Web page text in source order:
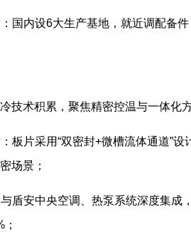
国内设6大生产基地，就近调配备
技术积累，聚焦精密控温与一体化方
板片采用“双密封+微槽流体通道”
场景；
盾安中央空调、热泵系统深度集成